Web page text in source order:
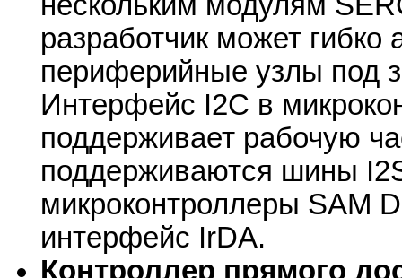
разработчик может
периферийные узлы под
Интерфейс I2C в
поддерживает рабочую
поддерживаются шины
микроконтроллеры SAM
интерфейс IrDA.
Контроллер прямого